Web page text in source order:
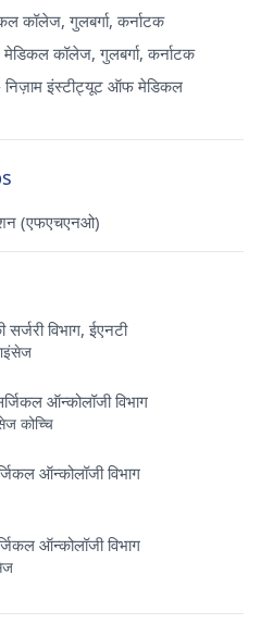
कॉलेज, गुलबर्गा, कर्नाटक
मेडिकल कॉलेज, गुलबर्गा, कर्नाटक
निज़ाम इंस्टीट्यूट ऑफ मेडिकल
(एफएचएनओ)
विभाग, ईएनटी
ऑन्कोलॉजी विभाग
कोच्चि
ऑन्कोलॉजी विभाग
ऑन्कोलॉजी विभाग